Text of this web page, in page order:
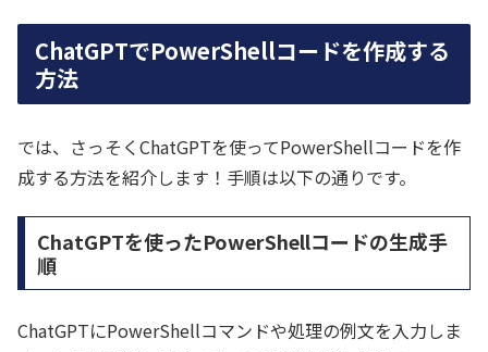
ChatGPTでPowerShellコードを作成する
方法
では、さっそくChatGPTを使ってPowerShellコードを作
成する方法を紹介します！手順は以下の通りです。
ChatGPTを使ったPowerShellコードの生成手
順
ChatGPTにPowerShellコマンドや処理の例文を入力しま